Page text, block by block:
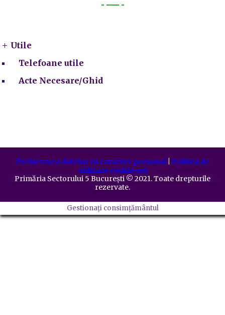
Utile
Telefoane utile
Acte Necesare/Ghid
Prelucrarea datelor cu caracter personal| Politica de
utilizare cookie-uri
Primăria Sectorului 5 București ©️ 2021. Toate drepturile
rezervate.
Gestionați consimțământul